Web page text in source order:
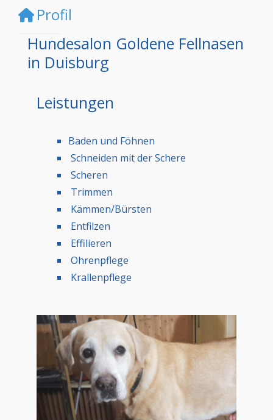
Profil
Hundesalon Goldene Fellnasen
in Duisburg
Leistungen
Baden und Föhnen
Schneiden mit der Schere
Scheren
Trimmen
Kämmen/Bürsten
Entfilzen
Effilieren
Ohrenpflege
Krallenpflege